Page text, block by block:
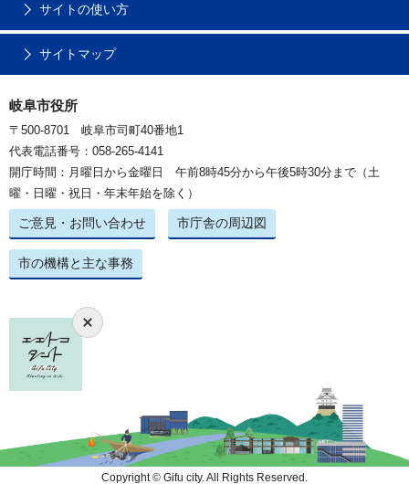
サイトの使い方
サイトマップ
岐阜市役所
〒500-8701 岐阜市司町40番地1
代表電話番号：058-265-4141
開庁時間：月曜日から金曜日 午前8時45分から午後5時30分まで（土
曜・日曜・祝日・年末年始を除く）
ご意見・お問い合わせ 市庁舎の周辺図
市の機構と主な事務
Copyright © Gifu city. All Rights Reserved.